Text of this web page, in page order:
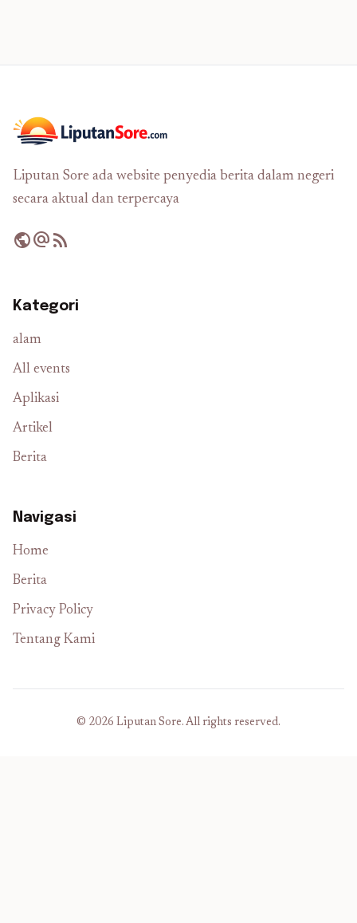
Liputan Sore ada website penyedia berita dalam negeri
secara aktual dan terpercaya
publicalternate_emailrss_feed
Kategori
alam
All events
Aplikasi
Artikel
Berita
Navigasi
Home
Berita
Privacy Policy
Tentang Kami
© 2026 Liputan Sore. All rights reserved.